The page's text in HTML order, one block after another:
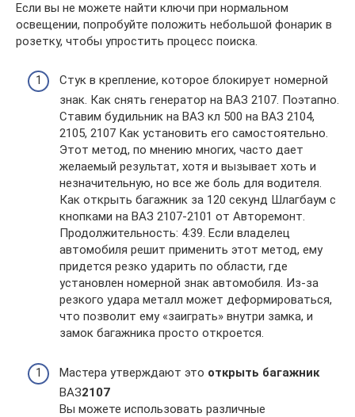
Если вы не можете найти ключи при нормальном
освещении, попробуйте положить небольшой фонарик в
розетку, чтобы упростить процесс поиска.
Стук в крепление, которое блокирует номерной
знак. Как снять генератор на ВАЗ 2107. Поэтапно.
Ставим будильник на ВАЗ кл 500 на ВАЗ 2104,
2105, 2107 Как установить его самостоятельно.
Этот метод, по мнению многих, часто дает
желаемый результат, хотя и вызывает хоть и
незначительную, но все же боль для водителя.
Как открыть багажник за 120 секунд Шлагбаум с
кнопками на ВАЗ 2107-2101 от Авторемонт.
Продолжительность: 4:39. Если владелец
автомобиля решит применить этот метод, ему
придется резко ударить по области, где
установлен номерной знак автомобиля. Из-за
резкого удара металл может деформироваться,
что позволит ему «заиграть» внутри замка, и
замок багажника просто откроется.
Мастера утверждают это открыть багажник
ВАЗ2107
Вы можете использовать различные